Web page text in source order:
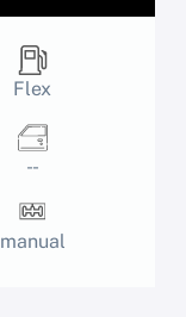
Flex
- -
manual